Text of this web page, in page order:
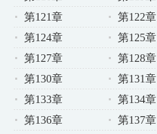
第121章
第122章
第124章
第125章
第127章
第128章
第130章
第131章
第133章
第134章
第136章
第137章